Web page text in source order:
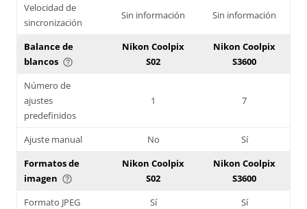
Velocidad de
sincronización
Sin información Sin información
Balance de
blancos help_outline
Nikon Coolpix
S02
Nikon Coolpix
S3600
Número de
ajustes
predefinidos
1 7
Ajuste manual No
Sí
Formatos de
imagen help_outline
Nikon Coolpix
S02
Nikon Coolpix
S3600
Formato JPEG
Sí
Sí